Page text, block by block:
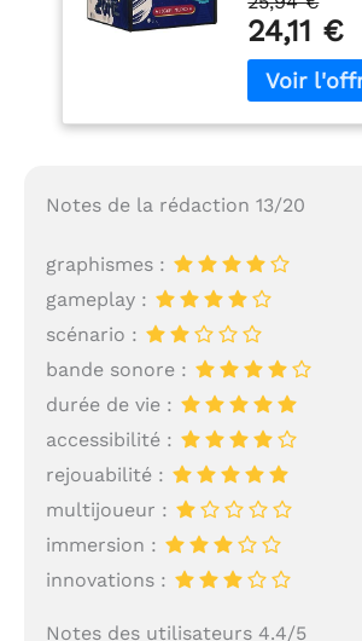
Couleur,
cm
entre les tirs
bang), les
boing) et la
(« j’vais
classiques
variantes 8
6,35 cm.
réglable.
anglaise.
PLASTIQUE
une marque
soucieuse de
l'innovation,
l'esthétique,
matériaux et
fabrication.
24,11 €
Notes de la rédaction 13/20
graphismes :
gameplay :
scénario :
bande sonore :
durée de vie :
accessibilité :
rejouabilité :
multijoueur :
immersion :
innovations :
Notes des utilisateurs 4.4/5